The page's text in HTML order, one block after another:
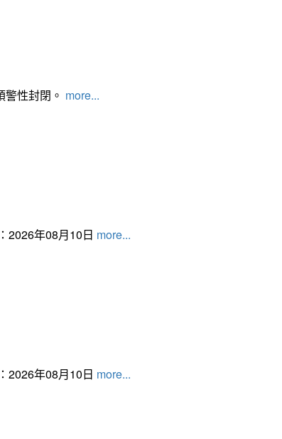
性封閉。 more...
2026年08月10日 more...
2026年08月10日 more...